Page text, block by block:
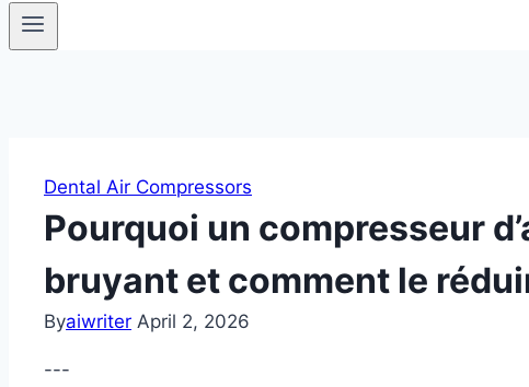
Dental Air Compressors
Pourquoi un compresseur
bruyant et comment le
Byaiwriter April 2, 2026
---